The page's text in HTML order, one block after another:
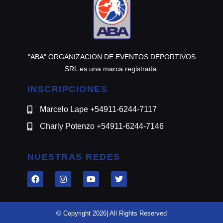
"ABA" ORGANIZACION DE EVENTOS DEPORTIVOS
SRL es una marca registrada.
INSCRIPCIONES
Marcelo Lape +54911-6244-7117
Charly Potenzo +54911-6244-7146
NUESTRAS REDES
© Copyright 2026| All Rights Reserved